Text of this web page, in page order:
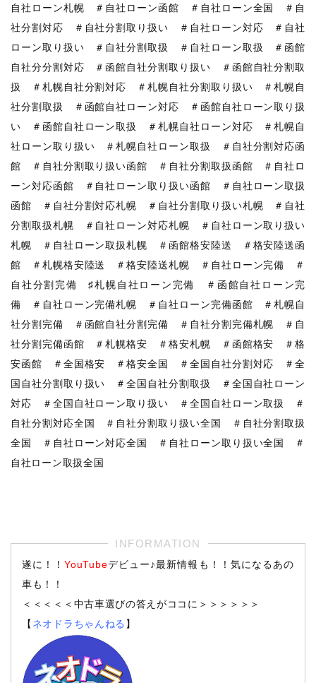
自社ローン札幌 ＃自社ローン函館 ＃自社ローン全国 ＃自
社分割対応 ＃自社分割取り扱い ＃自社ローン対応 ＃自社
ローン取り扱い ＃自社分割取扱 ＃自社ローン取扱 ＃函館
自社分分割対応 ＃函館自社分割取り扱い ＃函館自社分割取
扱 ＃札幌自社分割対応 ＃札幌自社分割取り扱い ＃札幌自
社分割取扱 ＃函館自社ローン対応 ＃函館自社ローン取り扱
い ＃函館自社ローン取扱 ＃札幌自社ローン対応 ＃札幌自
社ローン取り扱い ＃札幌自社ローン取扱 ＃自社分割対応函
館 ＃自社分割取り扱い函館 ＃自社分割取扱函館 ＃自社ロ
ーン対応函館 ＃自社ローン取り扱い函館 ＃自社ローン取扱
函館 ＃自社分割対応札幌 ＃自社分割取り扱い札幌 ＃自社
分割取扱札幌 ＃自社ローン対応札幌 ＃自社ローン取り扱い
札幌 ＃自社ローン取扱札幌 ＃函館格安陸送 ＃格安陸送函
館 ＃札幌格安陸送 ＃格安陸送札幌 ＃自社ローン完備 ＃
自社分割完備 ♯札幌自社ローン完備 ＃函館自社ローン完
備 ＃自社ローン完備札幌 ＃自社ローン完備函館 ＃札幌自
社分割完備 ＃函館自社分割完備 ＃自社分割完備札幌 ＃自
社分割完備函館 ＃札幌格安 ＃格安札幌 ＃函館格安 ＃格
安函館 ＃全国格安 ＃格安全国 ＃全国自社分割対応 ＃全
国自社分割取り扱い ＃全国自社分割取扱 ＃全国自社ローン
対応 ＃全国自社ローン取り扱い ＃全国自社ローン取扱 ＃
自社分割対応全国 ＃自社分割取り扱い全国 ＃自社分割取扱
全国 ＃自社ローン対応全国 ＃自社ローン取り扱い全国 ＃
自社ローン取扱全国
遂に！！YouTubeデビュー♪最新情報も！！気になるあの
車も！！
＜＜＜＜＜中古車選びの答えがココに＞＞＞＞＞＞
【 ネオドラちゃんねる 】